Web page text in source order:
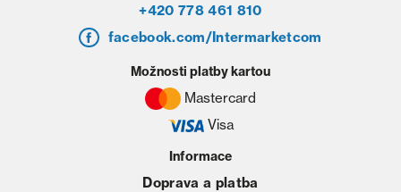
+420 778 461 810
facebook.com/Intermarketcom
Informace
Doprava a platba
Možnosti platby kartou
Mastercard
Visa